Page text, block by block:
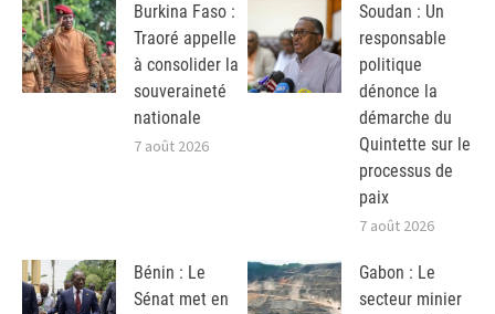
Burkina Faso :
Traoré appelle
à consolider la
souveraineté
nationale
7 août 2026
Soudan : Un
responsable
politique
dénonce la
démarche du
Quintette sur le
processus de
paix
7 août 2026
Bénin : Le
Sénat met en
Gabon : Le
secteur minier